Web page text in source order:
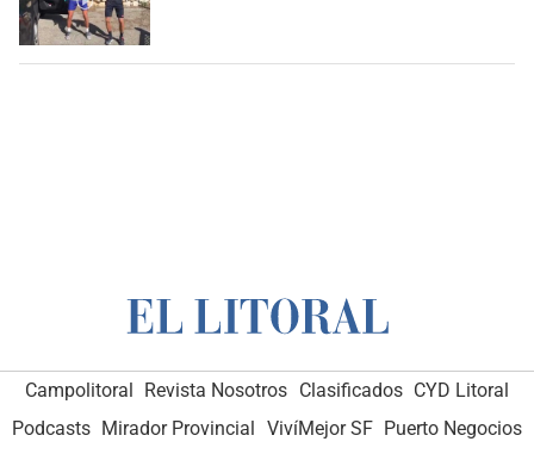
Campolitoral Revista Nosotros Clasificados CYD Litoral
Podcasts Mirador Provincial VivíMejor SF Puerto Negocios